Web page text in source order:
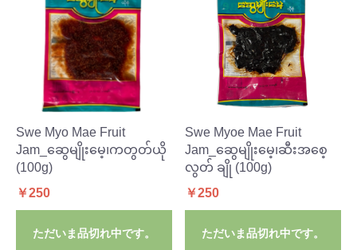
Swe Myo Mae Fruit
Jam_ဆွေမျိုးမေ့၊ကတွတ်ယို
(100g)
￥250
ただいま品切れ中です。
Swe Myoe Mae Fruit
Jam_ဆွေမျိုးမေ့၊ဆီးအစေ့
လွတ် ချို (100g)
￥250
ただいま品切れ中です。